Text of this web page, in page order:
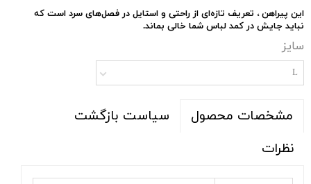
این پیراهن ، تعریف تازه‌ای از راحتی و استایل در فصل‌های سرد است که
نباید جایش در کمد لباس شما خالی بماند.
سایز
L
مشخصات محصول
سیاست بازگشت
نظرات